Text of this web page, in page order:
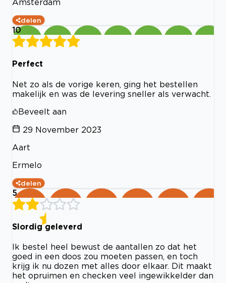
Amsterdam
delen
10
Perfect
Net zo als de vorige keren, ging het bestellen
makelijk en was de levering sneller als verwacht.
Beveelt aan
29 November 2023
Aart
Ermelo
delen
5
Slordig geleverd
Ik bestel heel bewust de aantallen zo dat het
goed in een doos zou moeten passen, en toch
krijg ik nu dozen met alles door elkaar. Dit maakt
het opruimen en checken veel ingewikkelder dan